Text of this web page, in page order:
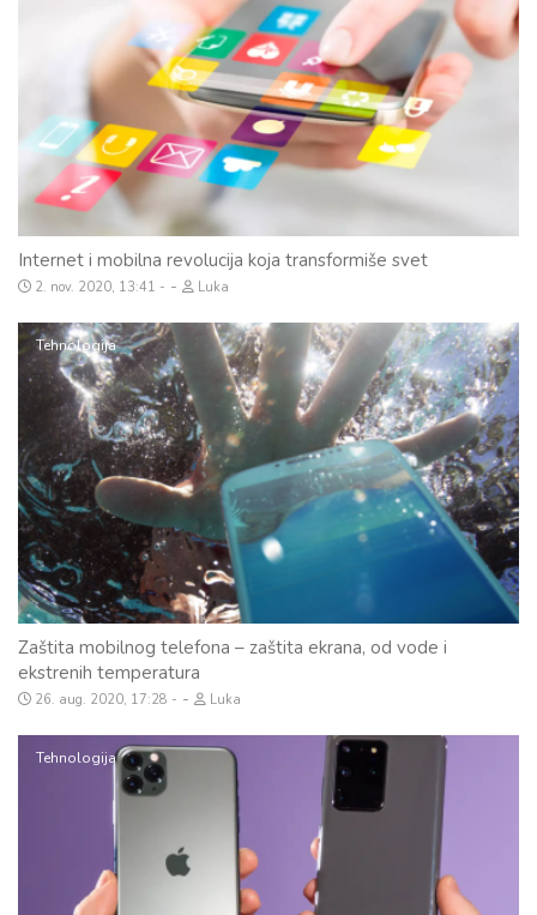
Internet i mobilna revolucija koja transformiše svet
2. nov. 2020, 13:41 - Luka
Tehnologija
Zaštita mobilnog telefona – zaštita ekrana, od vode i
ekstrenih temperatura
26. aug. 2020, 17:28 - Luka
Tehnologija